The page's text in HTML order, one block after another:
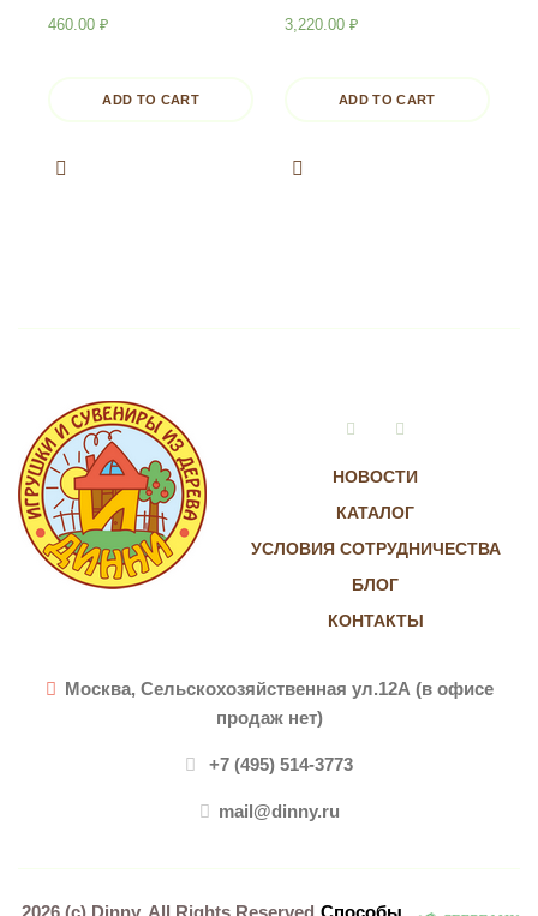
460.00 ₽
ADD TO CART
3,220.00 ₽
ADD TO CART
НОВОСТИ
КАТАЛОГ
УСЛОВИЯ СОТРУДНИЧЕСТВА
БЛОГ
КОНТАКТЫ
VkontakteInstagram
Москва, Сельскохозяйственная ул.12А (в офисе
продаж нет)
+7 (495) 514-3773
mail@dinny.ru
2026 (c) Dinny. All Rights Reserved Способы